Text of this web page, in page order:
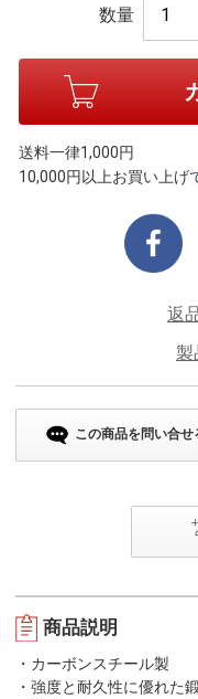
数量
送料一律1,000円
10,000円以上お買い上げ
返
製
この商品を問い合せ
商品説明
・カーボンスチール製
・強度と耐久性に優れた